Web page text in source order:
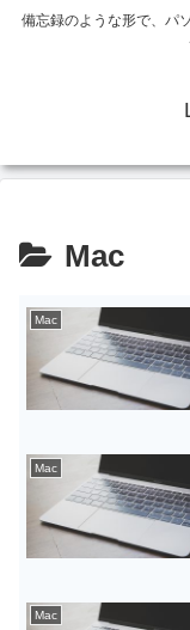
備忘録のような形で、パ
Mac
Mac
Mac
Mac